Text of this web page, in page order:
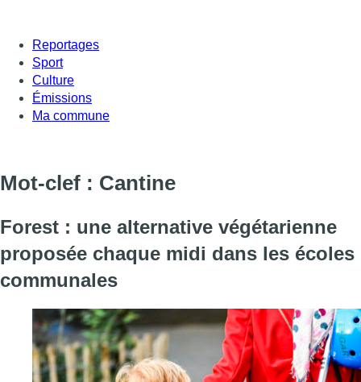
Reportages
Sport
Culture
Émissions
Ma commune
Mot-clef : Cantine
Forest : une alternative végétarienne
proposée chaque midi dans les écoles
communales